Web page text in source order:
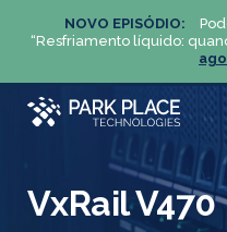
NOVO EPISÓDIO:
“Resfriamento líquido:
VxRail V470